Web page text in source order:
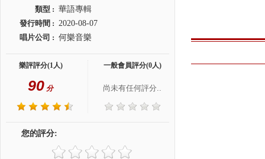
類型 : 華語專輯
發行時間 : 2020-08-07
唱片公司 : 何樂音樂
樂評評分(1人)
90 分
一般會員評分(0人)
尚未有任何評分..
您的評分: